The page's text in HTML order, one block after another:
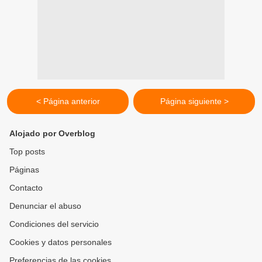
< Página anterior Página siguiente >
Alojado por Overblog
Top posts
Páginas
Contacto
Denunciar el abuso
Condiciones del servicio
Cookies y datos personales